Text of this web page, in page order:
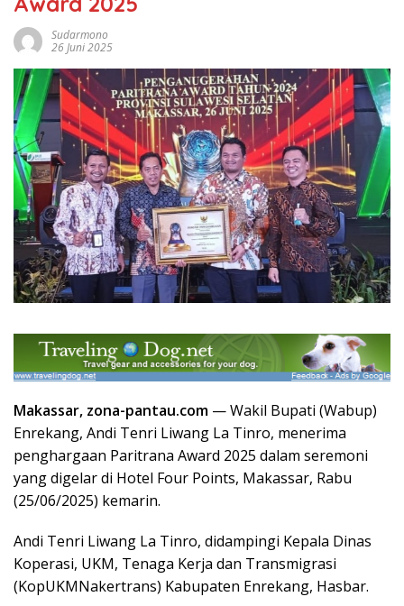
Sudarmono
26 Juni 2025
Makassar, zona-pantau.com — Wakil Bupati (Wabup)
Enrekang, Andi Tenri Liwang La Tinro, menerima
penghargaan Paritrana Award 2025 dalam seremoni
yang digelar di Hotel Four Points, Makassar, Rabu
(25/06/2025) kemarin.
Andi Tenri Liwang La Tinro, didampingi Kepala Dinas
Koperasi, UKM, Tenaga Kerja dan Transmigrasi
(KopUKMNakertrans) Kabupaten Enrekang, Hasbar.